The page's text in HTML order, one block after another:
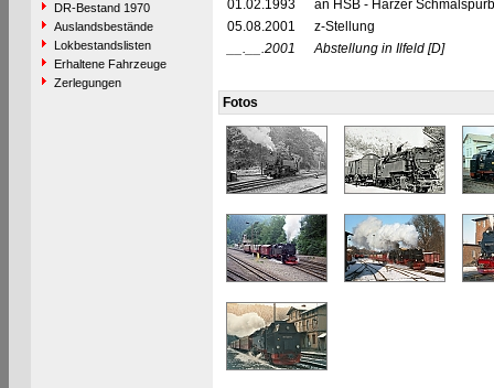
DR-Bestand 1970
Auslandsbestände
Lokbestandslisten
Erhaltene Fahrzeuge
Zerlegungen
01.02.1993
an HSB - Harzer
05.08.2001
z-Stellung
__.__.2001
Abstellung in Ilfeld [D]
Fotos